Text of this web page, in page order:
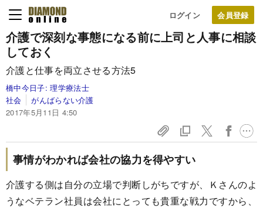
ログイン
介護で深刻な事態になる前に上司と人事に相談
しておく
介護と仕事を両立させる方法5
橋中今日子:理学療法士
社会
がんばらない介護
2017年5月11日 4:50
事情がわかれば会社の協力を得やすい
介護する側は自分の立場で判断しがちですが、Ｋさんのよ
うなベテラン社員は会社にとっても貴重な戦力ですから、